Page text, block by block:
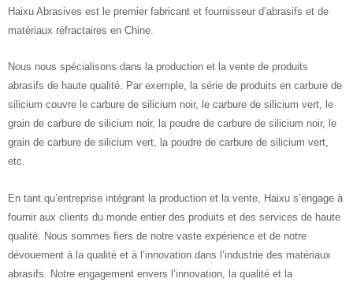
Haixu Abrasives est le premier fabricant et fournisseur d’abrasifs et de
matériaux réfractaires en Chine.
Nous nous spécialisons dans la production et la vente de produits
abrasifs de haute qualité. Par exemple, la série de produits en carbure de
silicium couvre le carbure de silicium noir, le carbure de silicium vert, le
grain de carbure de silicium noir, la poudre de carbure de silicium noir, le
grain de carbure de silicium vert, la poudre de carbure de silicium vert,
etc.
En tant qu’entreprise intégrant la production et la vente, Haixu s’engage à
fournir aux clients du monde entier des produits et des services de haute
qualité. Nous sommes fiers de notre vaste expérience et de notre
dévouement à la qualité et à l’innovation dans l’industrie des matériaux
abrasifs. Notre engagement envers l’innovation, la qualité et la